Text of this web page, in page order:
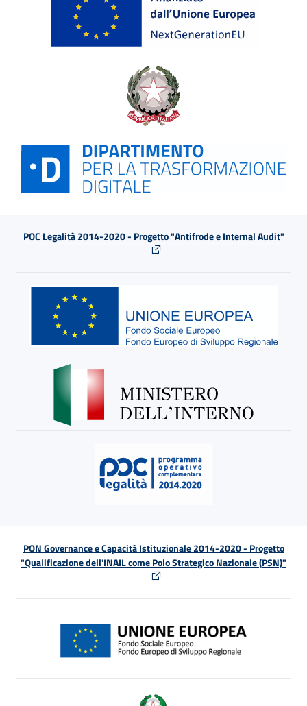
POC Legalità 2014-2020 - Progetto "Antifrode e Internal Audit"
PON Governance e Capacità Istituzionale 2014-2020 - Progetto
"Qualificazione dell'INAIL come Polo Strategico Nazionale (PSN)"